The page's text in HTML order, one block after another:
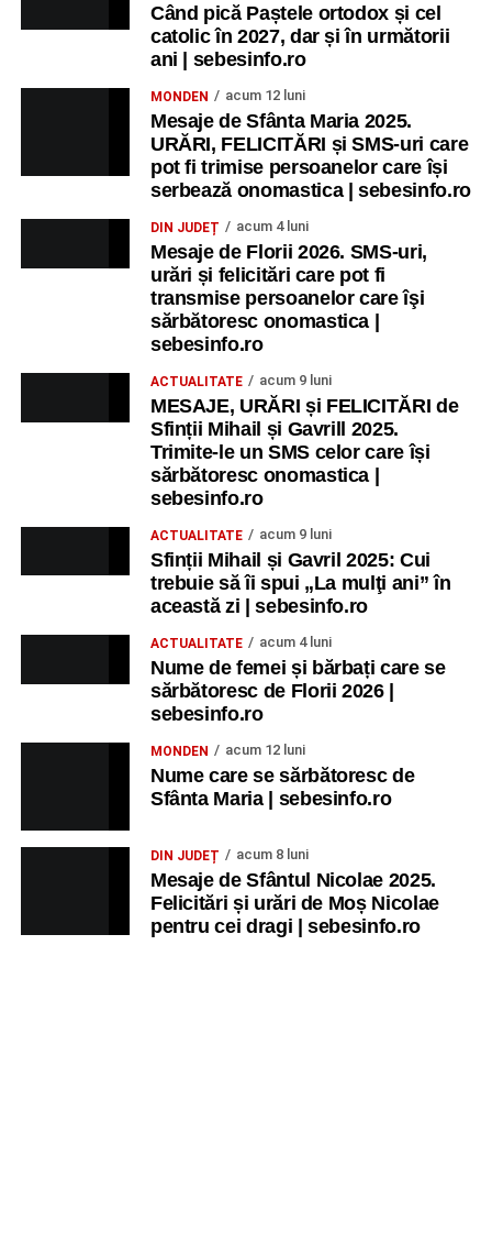
Când pică Paștele ortodox și cel
catolic în 2027, dar și în următorii
ani | sebesinfo.ro
MONDEN acum 12 luni
Mesaje de Sfânta Maria 2025.
URĂRI, FELICITĂRI și SMS-uri care
pot fi trimise persoanelor care își
serbează onomastica | sebesinfo.ro
DIN JUDEȚ acum 4 luni
Mesaje de Florii 2026. SMS-uri,
urări și felicitări care pot fi
transmise persoanelor care îşi
sărbătoresc onomastica |
sebesinfo.ro
ACTUALITATE acum 9 luni
MESAJE, URĂRI și FELICITĂRI de
Sfinții Mihail și Gavrill 2025.
Trimite-le un SMS celor care își
sărbătoresc onomastica |
sebesinfo.ro
ACTUALITATE acum 9 luni
Sfinții Mihail și Gavril 2025: Cui
trebuie să îi spui „La mulţi ani” în
această zi | sebesinfo.ro
ACTUALITATE acum 4 luni
Nume de femei și bărbați care se
sărbătoresc de Florii 2026 |
sebesinfo.ro
MONDEN acum 12 luni
Nume care se sărbătoresc de
Sfânta Maria | sebesinfo.ro
DIN JUDEȚ acum 8 luni
Mesaje de Sfântul Nicolae 2025.
Felicitări și urări de Moș Nicolae
pentru cei dragi | sebesinfo.ro